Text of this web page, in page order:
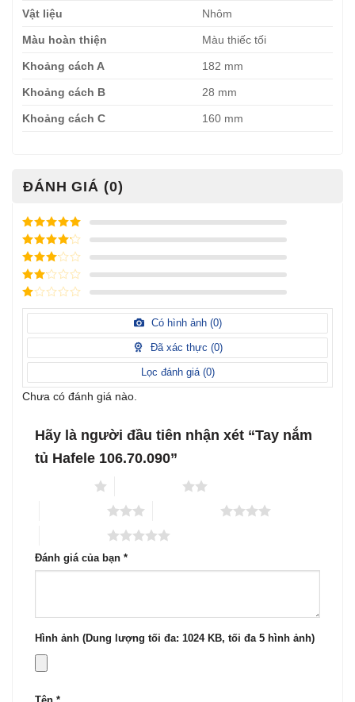
Vật liệu Nhôm
Màu hoàn thiện Màu thiếc tối
Khoảng cách A 182 mm
Khoảng cách B 28 mm
Khoảng cách C 160 mm
ĐÁNH GIÁ (0)
Được xếp
hạng
5
sao
Được xếp
hạng
sao
Được
xếp
hạng3
5 sao
Được
hạng
sao
Được
1
sao
Có hình ảnh (0)
Đã xác thực (0)
Lọc đánh giá (0)
Chưa có đánh giá nào.
Hãy là người đầu tiên nhận xét “Tay nắm
tủ Hafele 106.70.090”
Đánh giá của bạn *
Hình ảnh (Dung lượng tối đa: 1024 KB, tối đa 5 hình ảnh)